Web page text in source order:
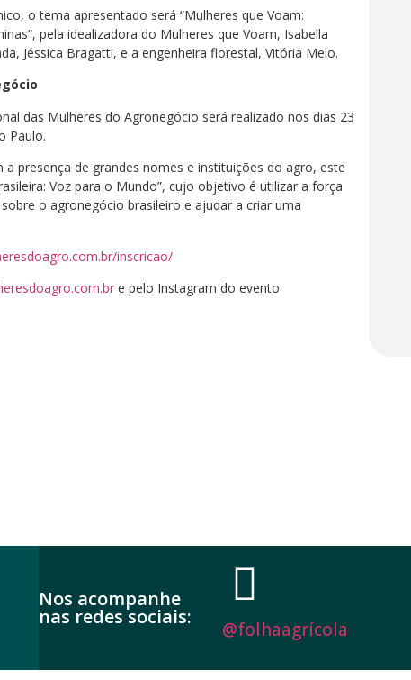
o tema apresentado será “Mulheres que Voam:
pela idealizadora do Mulheres que Voam, Isabella
Jéssica Bragatti, e a engenheira florestal, Vitória Melo.
das Mulheres do Agronegócio será realizado nos dias 23
Paulo.
presença de grandes nomes e instituições do agro, este
Voz para o Mundo”, cujo objetivo é utilizar a força
o agronegócio brasileiro e ajudar a criar uma
inscricao/
e pelo Instagram do evento
Nos acompanhe
nas redes sociais:
@folhaagrícola